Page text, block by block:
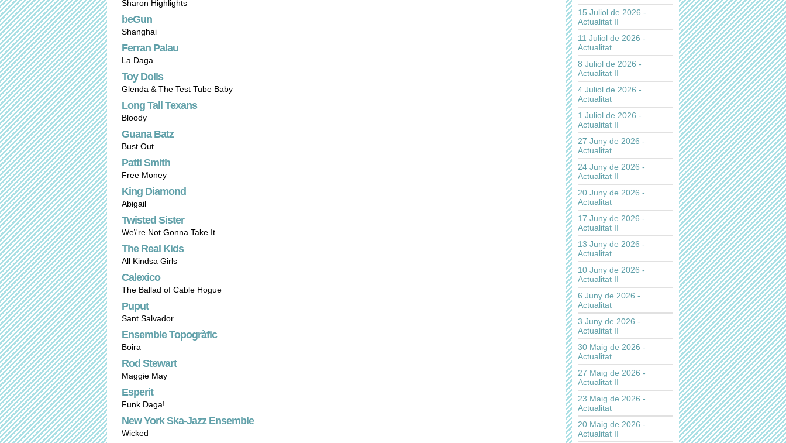
Sharon Highlights
beGun
Shanghai
Ferran Palau
La Daga
Toy Dolls
Glenda & The Test Tube Baby
Long Tall Texans
Bloody
Guana Batz
Bust Out
Patti Smith
Free Money
King Diamond
Abigail
Twisted Sister
We\'re Not Gonna Take It
The Real Kids
All Kindsa Girls
Calexico
The Ballad of Cable Hogue
Puput
Sant Salvador
Ensemble Topogràfic
Boira
Rod Stewart
Maggie May
Esperit
Funk Daga!
New York Ska-Jazz Ensemble
Wicked
15 Juliol de 2026 -
Actualitat II
11 Juliol de 2026 -
Actualitat
8 Juliol de 2026 -
Actualitat II
4 Juliol de 2026 -
Actualitat
1 Juliol de 2026 -
Actualitat II
27 Juny de 2026 -
Actualitat
24 Juny de 2026 -
Actualitat II
20 Juny de 2026 -
Actualitat
17 Juny de 2026 -
Actualitat II
13 Juny de 2026 -
Actualitat
10 Juny de 2026 -
Actualitat II
6 Juny de 2026 -
Actualitat
3 Juny de 2026 -
Actualitat II
30 Maig de 2026 -
Actualitat
27 Maig de 2026 -
Actualitat II
23 Maig de 2026 -
Actualitat
20 Maig de 2026 -
Actualitat II